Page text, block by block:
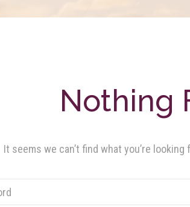
Nothing
It seems we can’t find what you’re